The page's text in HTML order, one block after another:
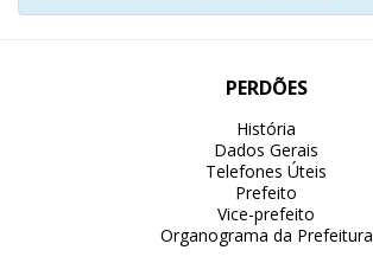
PERDÕES
História
Dados Gerais
Telefones Úteis
Prefeito
Vice-prefeito
Organograma da Prefeitura